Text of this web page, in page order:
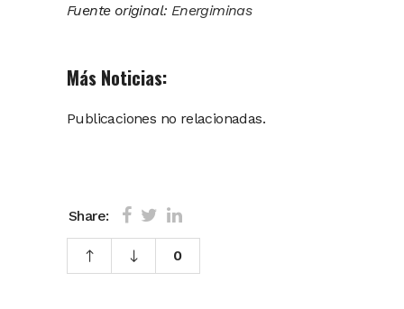
Fuente original: Energiminas
Más Noticias:
Publicaciones no relacionadas.
Share:
0